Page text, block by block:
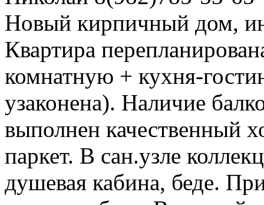
Новый кирпичный дом,
Квартира
комнатную + кухня-
узаконена). Наличие
выполнен качественный
паркет. В сан.узле
душевая кабина, беде.